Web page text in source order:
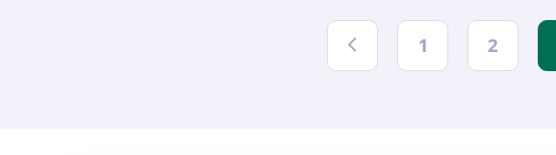
Précédent
1 2